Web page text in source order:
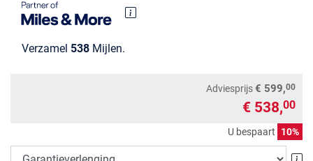
Verzamel 538 Mijlen.
Adviesprijs€ 599,00
€ 538,00
U bespaart 10%